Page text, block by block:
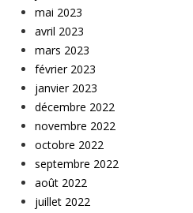
mai 2023
avril 2023
mars 2023
février 2023
janvier 2023
décembre 2022
novembre 2022
octobre 2022
septembre 2022
août 2022
juillet 2022